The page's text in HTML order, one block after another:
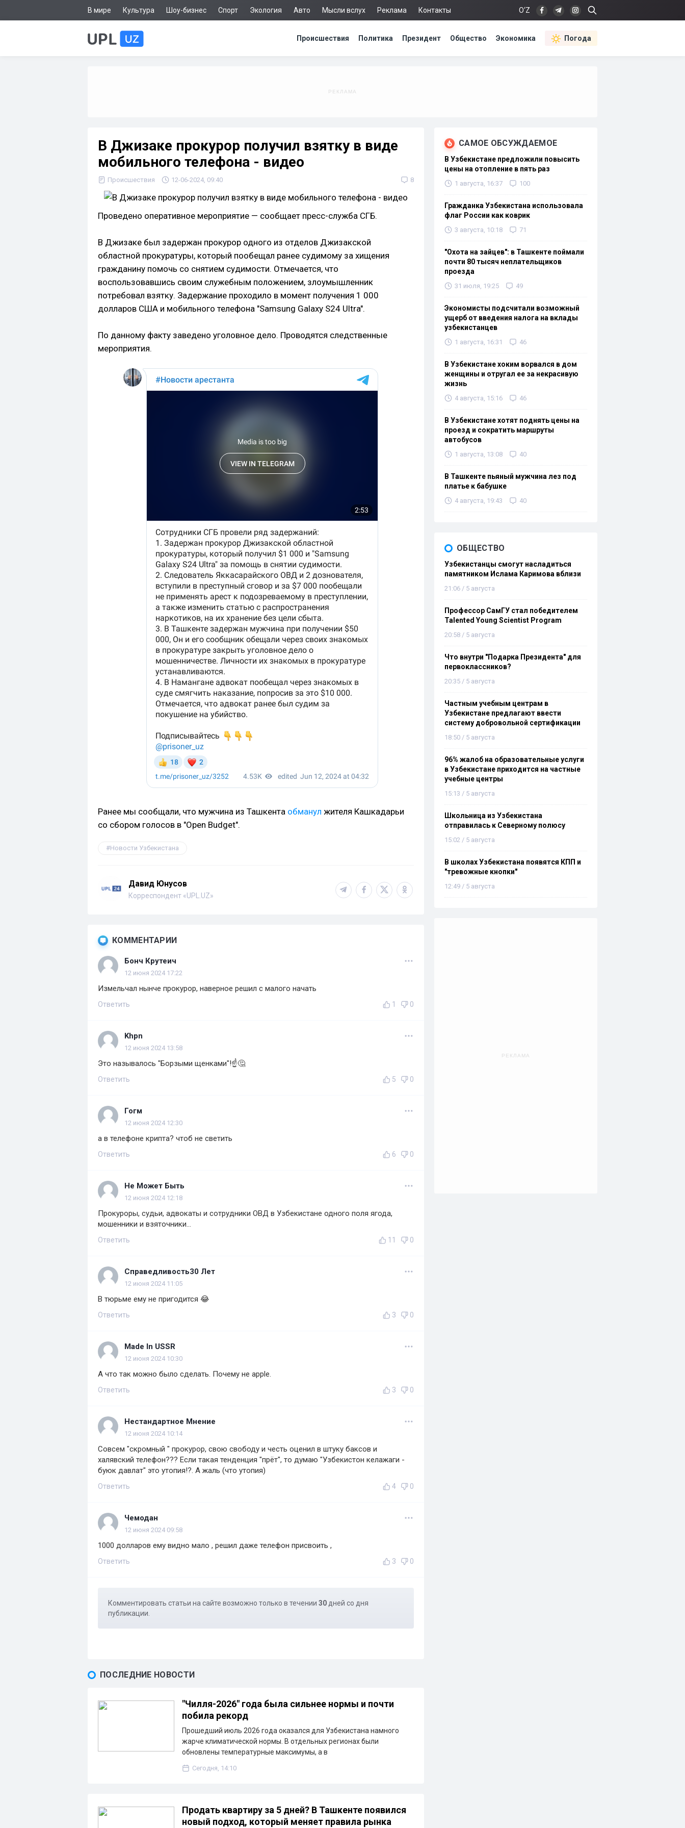
В мире Культура Шоу-бизнес Спорт Экология Авто Мысли вслух Реклама Контакты O‘Z
Происшествия Политика Президент Общество Экономика Погода
В Джизаке прокурор получил взятку в виде
мобильного телефона - видео
Происшествия 12-06-2024, 09:40 8
Проведено оперативное мероприятие — сообщает пресс-служба СГБ.
В Джизаке был задержан прокурор одного из отделов Джизакской
областной прокуратуры, который пообещал ранее судимому за хищения
гражданину помочь со снятием судимости. Отмечается, что
воспользовавшись своим служебным положением, злоумышленник
потребовал взятку. Задержание проходило в момент получения 1 000
долларов США и мобильного телефона "Samsung Galaxy S24 Ultra".
По данному факту заведено уголовное дело. Проводятся следственные
мероприятия.
Ранее мы сообщали, что мужчина из Ташкента обманул жителя Кашкадарьи
со сбором голосов в "Open Budget".
Новости Узбекистана
Давид Юнусов
Корреспондент «UPL.UZ»
КОММЕНТАРИИ
Бонч Крутеич
12 июня 2024 17:22
Измельчал нынче прокурор, наверное решил с малого начать
Ответить 1 0
Khpn
12 июня 2024 13:58
Это называлось "Борзыми щенками"!☝🤔
Ответить 5 0
Гогм
12 июня 2024 12:30
а в телефоне крипта? чтоб не светить
Ответить 6 0
Не Может Быть
12 июня 2024 12:18
Прокуроры, судьи, адвокаты и сотрудники ОВД в Узбекистане одного поля ягода,
мошенники и взяточники...
Ответить 11 0
Справедливость30 Лет
12 июня 2024 11:05
В тюрьме ему не пригодится 😂
Ответить 3 0
Made In USSR
12 июня 2024 10:30
А что так можно было сделать. Почему не apple.
Ответить 3 0
Нестандартное Мнение
12 июня 2024 10:14
Совсем "скромный " прокурор, свою свободу и честь оценил в штуку баксов и
халявский телефон??? Если такая тенденция "прёт", то думаю "Узбекистон келажаги -
буюк давлат" это утопия!?. А жаль (что утопия)
Ответить 4 0
Чемодан
12 июня 2024 09:58
1000 долларов ему видно мало , решил даже телефон присвоить ,
Ответить 3 0
Комментировать статьи на сайте возможно только в течении 30 дней со дня
публикации.
ПОСЛЕДНИЕ НОВОСТИ
"Чилля-2026" года была сильнее нормы и почти
побила рекорд
Прошедший июль 2026 года оказался для Узбекистана намного
жарче климатической нормы. В отдельных регионах были
обновлены температурные максимумы, а в
Сегодня, 14:10
Продать квартиру за 5 дней? В Ташкенте появился
новый подход, который меняет правила рынка
САМОЕ ОБСУЖДАЕМОЕ
В Узбекистане предложили повысить
цены на отопление в пять раз
1 августа, 16:37 100
Гражданка Узбекистана использовала
флаг России как коврик
3 августа, 10:18 71
"Охота на зайцев": в Ташкенте поймали
почти 80 тысяч неплательщиков
проезда
31 июля, 19:25 49
Экономисты подсчитали возможный
ущерб от введения налога на вклады
узбекистанцев
1 августа, 16:31 46
В Узбекистане хоким ворвался в дом
женщины и отругал ее за некрасивую
жизнь
4 августа, 15:16 46
В Узбекистане хотят поднять цены на
проезд и сократить маршруты
автобусов
1 августа, 13:08 40
В Ташкенте пьяный мужчина лез под
платье к бабушке
4 августа, 19:43 40
ОБЩЕСТВО
Узбекистанцы смогут насладиться
памятником Ислама Каримова вблизи
21:06 / 5 августа
Профессор СамГУ стал победителем
Talented Young Scientist Program
20:58 / 5 августа
Что внутри "Подарка Президента" для
первоклассников?
20:35 / 5 августа
Частным учебным центрам в
Узбекистане предлагают ввести
систему добровольной сертификации
18:50 / 5 августа
96% жалоб на образовательные услуги
в Узбекистане приходится на частные
учебные центры
15:13 / 5 августа
Школьница из Узбекистана
отправилась к Северному полюсу
15:02 / 5 августа
В школах Узбекистана появятся КПП и
"тревожные кнопки"
12:49 / 5 августа